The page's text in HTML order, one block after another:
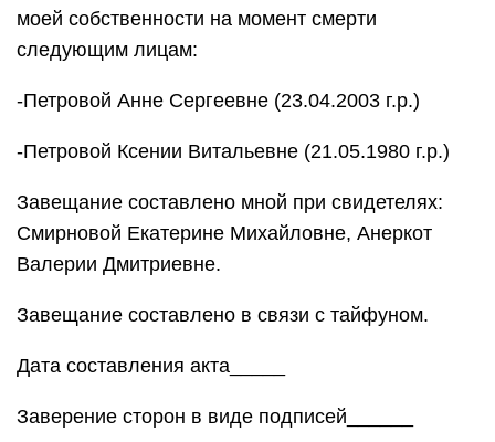
моей собственности на момент смерти
следующим лицам:
-Петровой Анне Сергеевне (23.04.2003 г.р.)
-Петровой Ксении Витальевне (21.05.1980 г.р.)
Завещание составлено мной при свидетелях:
Смирновой Екатерине Михайловне, Анеркот
Валерии Дмитриевне.
Завещание составлено в связи с тайфуном.
Дата составления акта_____
Заверение сторон в виде подписей______